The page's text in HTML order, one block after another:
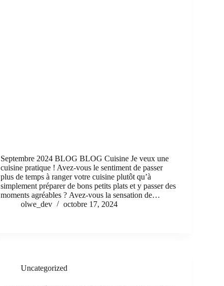
Septembre 2024 BLOG BLOG Cuisine Je veux une
cuisine pratique ! Avez-vous le sentiment de passer
plus de temps à ranger votre cuisine plutôt qu’à
simplement préparer de bons petits plats et y passer des
moments agréables ? Avez-vous la sensation de…
olwe_dev
octobre 17, 2024
Uncategorized